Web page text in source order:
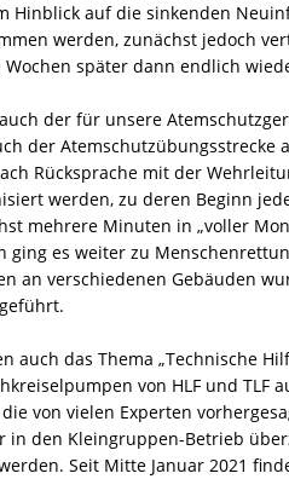
Hinblick auf die sinkenden
werden, zunächst jedoch
später dann endlich
der für unsere
der Atemschutzübungsstrecke
Rücksprache mit der
werden, zu deren Beginn
mehrere Minuten in „voller
ging es weiter zu
an verschiedenen Gebäuden
auch das Thema „Technische
von HLF und TLF
von vielen Experten
in den Kleingruppen-Betrieb
Seit Mitte Januar 2021